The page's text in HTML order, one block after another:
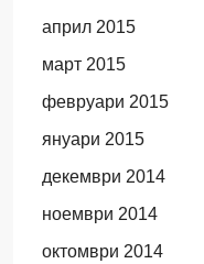
април 2015
март 2015
февруари 2015
януари 2015
декември 2014
ноември 2014
октомври 2014